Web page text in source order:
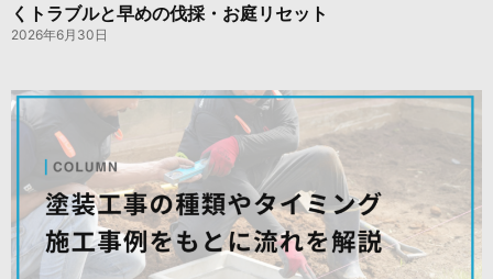
くトラブルと早めの伐採・お庭リセット
2026年6月30日